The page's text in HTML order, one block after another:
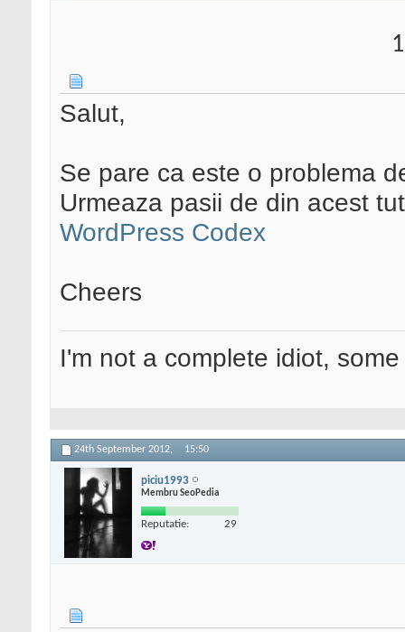
Salut,
Se pare ca este o problema
Urmeaza pasii de din acest
WordPress Codex
Cheers
I'm not a complete idiot,
24th September 2012, 15:50
piciu1993
Membru SeoPedia
Reputatie: 29